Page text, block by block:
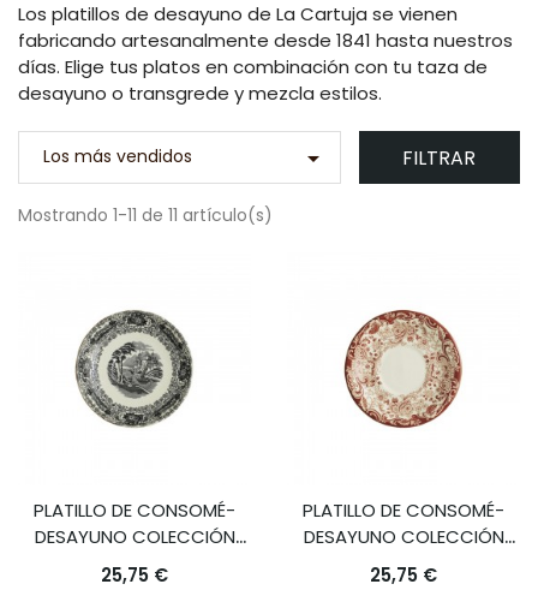
Los platillos de desayuno de La Cartuja se vienen
fabricando artesanalmente desde 1841 hasta nuestros
días. Elige tus platos en combinación con tu taza de
desayuno o transgrede y mezcla estilos.
Los más vendidos  FILTRAR
Mostrando 1-11 de 11 artículo(s)
PLATILLO DE CONSOMÉ-
DESAYUNO COLECCIÓN
NEGRO VISTAS
25,75 €
PLATILLO DE CONSOMÉ-
DESAYUNO COLECCIÓN
202 ROSA
25,75 €